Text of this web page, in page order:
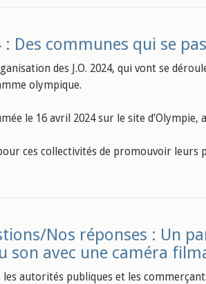
: Des communes qui se
des J.O. 2024, qui vont se
olympique.
le 16 avril 2024 sur le site
ces collectivités de promouvoir
Nos réponses : Un
son avec une caméra
les autorités publiques et les